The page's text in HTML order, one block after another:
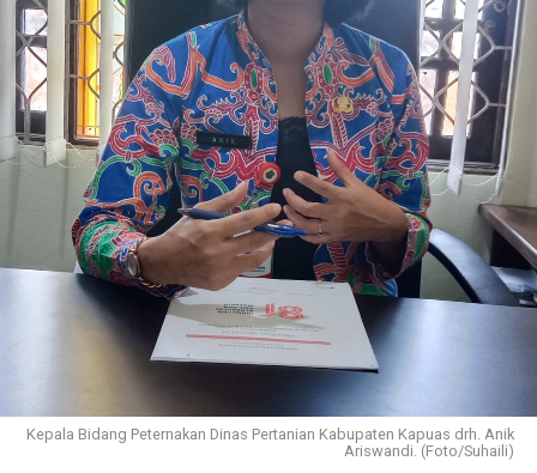
Kepala Bidang Peternakan Dinas Pertanian Kabupaten Kapuas drh. Anik
Ariswandi. (Foto/Suhaili)